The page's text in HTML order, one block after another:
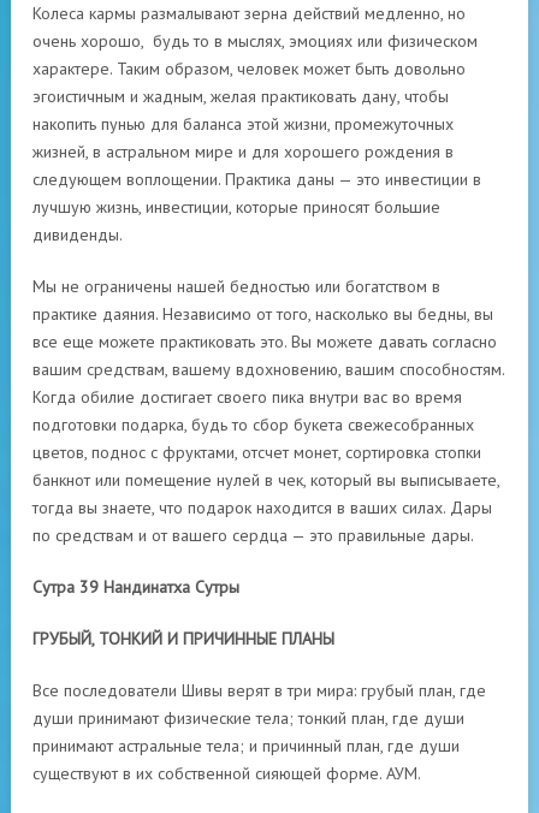
Колеса кармы размалывают зерна действий медленно, но
очень хорошо, будь то в мыслях, эмоциях или физическом
характере. Таким образом, человек может быть довольно
эгоистичным и жадным, желая практиковать дану, чтобы
накопить пунью для баланса этой жизни, промежуточных
жизней, в астральном мире и для хорошего рождения в
следующем воплощении. Практика даны — это инвестиции в
лучшую жизнь, инвестиции, которые приносят большие
дивиденды.
Мы не ограничены нашей бедностью или богатством в
практике даяния. Независимо от того, насколько вы бедны, вы
все еще можете практиковать это. Вы можете давать согласно
вашим средствам, вашему вдохновению, вашим способностям.
Когда обилие достигает своего пика внутри вас во время
подготовки подарка, будь то сбор букета свежесобранных
цветов, поднос с фруктами, отсчет монет, сортировка стопки
банкнот или помещение нулей в чек, который вы выписываете,
тогда вы знаете, что подарок находится в ваших силах. Дары
по средствам и от вашего сердца — это правильные дары.
Сутра 39 Нандинатха Сутры
ГРУБЫЙ, ТОНКИЙ И ПРИЧИННЫЕ ПЛАНЫ
Все последователи Шивы верят в три мира: грубый план, где
души принимают физические тела; тонкий план, где души
принимают астральные тела; и причинный план, где души
существуют в их собственной сияющей форме. АУМ.